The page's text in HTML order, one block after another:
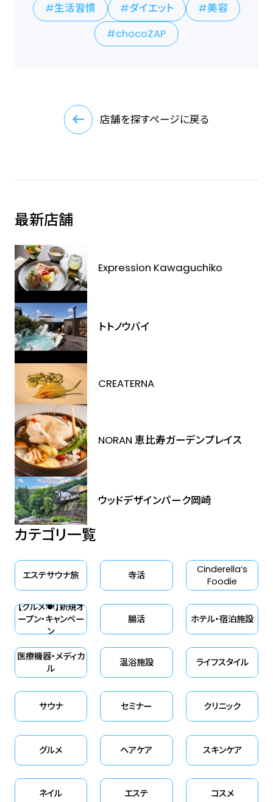
生活習慣
ダイエット
美容
chocoZAP
店舗を探すページに戻る
最新店舗
Expression Kawaguchiko
トトノウバイ
CREATERNA
NORAN 恵比寿ガーデンプレイス
ウッドデザインパーク岡崎
カテゴリ一覧
エステサウナ旅 寺活
Cinderella‘s
Foodie
【グルメ🍽】新規オ
ープン・キャンペー
ン
腸活 ホテル・宿泊施設
医療機器・メディカ
ル
温浴施設 ライフスタイル
サウナ セミナー クリニック
グルメ ヘアケア スキンケア
ネイル エステ コスメ